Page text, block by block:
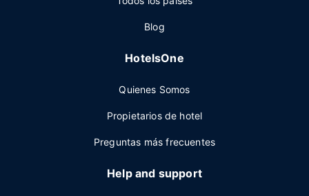
Blog
HotelsOne
Quienes Somos
Propietarios de hotel
Preguntas más frecuentes
Help and support